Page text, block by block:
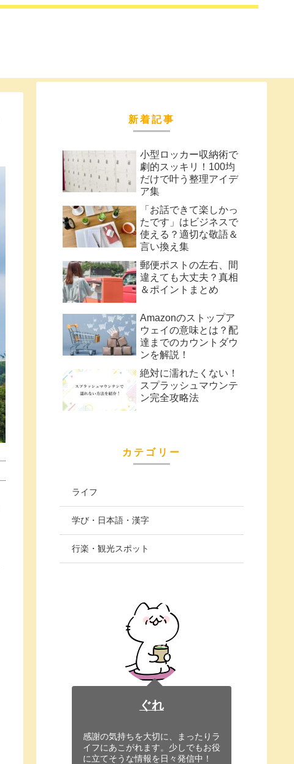
新着記事
小型ロッカー収納術で
劇的スッキリ！100均
だけで叶う整理アイデ
ア集
「お話できて楽しかっ
たです」はビジネスで
使える？適切な敬語＆
言い換え集
郵便ポストの左右、間
違えても大丈夫？真相
＆ポイントまとめ
Amazonのストップア
ウェイの意味とは？配
達までのカウントダウ
ンを解説！
絶対に濡れたくない！
スプラッシュマウンテ
ン完全攻略法
カテゴリー
ライフ
学び・日本語・漢字
行楽・観光スポット
ぐれ
感謝の気持ちを大切に、まったりラ
イフにあこがれます。少しでもお役
に立てそうな情報を日々発信中！